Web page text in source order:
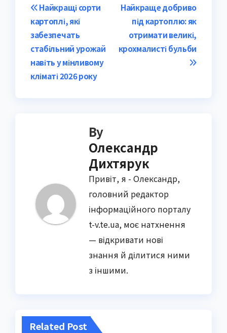
Post
navigation
Найкраще добриво
під картоплю: як
отримати великі,
крохмалисті бульби
Найкращі сорти
картоплі, які
забезпечать
стабільний урожай
навіть у мінливому
кліматі 2026 року
By
Олександр
Дихтярук
Привіт, я - Олександр,
головний редактор
інформаційного порталу
t-v.te.ua, моє натхнення
— відкривати нові
знання й ділитися ними
з іншими.
Related Post